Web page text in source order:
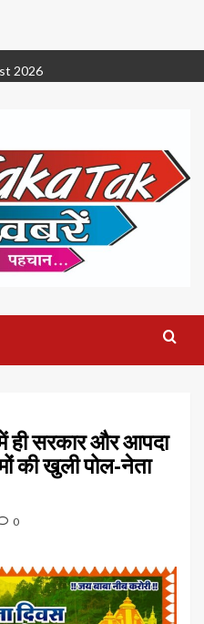
2026
ही सरकार और आपदा
की खुली पोल-नेता
0